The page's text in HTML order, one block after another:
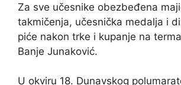
Za sve učesnike obezbeđena
takmičenja, učesnička medalja i
piće nakon trke i kupanje na
Banje Junaković.
U okviru 18. Dunavskog